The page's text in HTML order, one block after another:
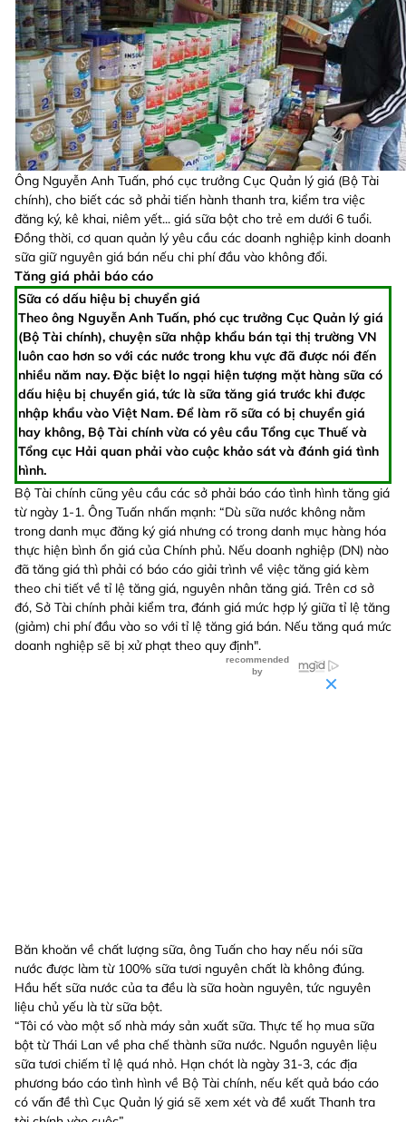
Ông Nguyễn Anh Tuấn, phó cục trưởng Cục Quản lý giá (Bộ Tài
chính), cho biết các sở phải tiến hành thanh tra, kiểm tra việc
đăng ký, kê khai, niêm yết... giá sữa bột cho trẻ em dưới 6 tuổi.
Đồng thời, cơ quan quản lý yêu cầu các doanh nghiệp kinh doanh
sữa giữ nguyên giá bán nếu chi phí đầu vào không đổi.
Tăng giá phải báo cáo
Sữa có dấu hiệu bị chuyển giá
Theo ông Nguyễn Anh Tuấn, phó cục trưởng Cục Quản lý giá
(Bộ Tài chính), chuyện sữa nhập khẩu bán tại thị trường VN
luôn cao hơn so với các nước trong khu vực đã được nói đến
nhiều năm nay. Đặc biệt lo ngại hiện tượng mặt hàng sữa có
dấu hiệu bị chuyển giá, tức là sữa tăng giá trước khi được
nhập khẩu vào Việt Nam. Để làm rõ sữa có bị chuyển giá
hay không, Bộ Tài chính vừa có yêu cầu Tổng cục Thuế và
Tổng cục Hải quan phải vào cuộc khảo sát và đánh giá tình
hình.
Bộ Tài chính cũng yêu cầu các sở phải báo cáo tình hình tăng giá
từ ngày 1-1. Ông Tuấn nhấn mạnh: “Dù sữa nước không nằm
trong danh mục đăng ký giá nhưng có trong danh mục hàng hóa
thực hiện bình ổn giá của Chính phủ. Nếu doanh nghiệp (DN) nào
đã tăng giá thì phải có báo cáo giải trình về việc tăng giá kèm
theo chi tiết về tỉ lệ tăng giá, nguyên nhân tăng giá. Trên cơ sở
đó, Sở Tài chính phải kiểm tra, đánh giá mức hợp lý giữa tỉ lệ tăng
(giảm) chi phí đầu vào so với tỉ lệ tăng giá bán. Nếu tăng quá mức
doanh nghiệp sẽ bị xử phạt theo quy định".
Băn khoăn về chất lượng sữa, ông Tuấn cho hay nếu nói sữa
nước được làm từ 100% sữa tươi nguyên chất là không đúng.
Hầu hết sữa nước của ta đều là sữa hoàn nguyên, tức nguyên
liệu chủ yếu là từ sữa bột.
“Tôi có vào một số nhà máy sản xuất sữa. Thực tế họ mua sữa
bột từ Thái Lan về pha chế thành sữa nước. Nguồn nguyên liệu
sữa tươi chiếm tỉ lệ quá nhỏ. Hạn chót là ngày 31-3, các địa
phương báo cáo tình hình về Bộ Tài chính, nếu kết quả báo cáo
có vấn đề thì Cục Quản lý giá sẽ xem xét và đề xuất Thanh tra